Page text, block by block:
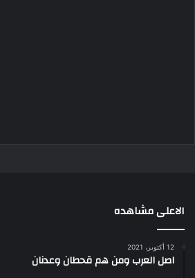
الاعلى مشاهده
12 أكتوبر، 2021
اصل العرب ومن هم قحطان وعدنان